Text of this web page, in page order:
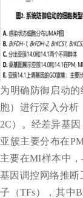
为明确防御启动
胞）进行深入分析
2C）。经差异基
亚簇主要分布在
主要在MI样本中
基因调控网络推断
子（TFs），其中